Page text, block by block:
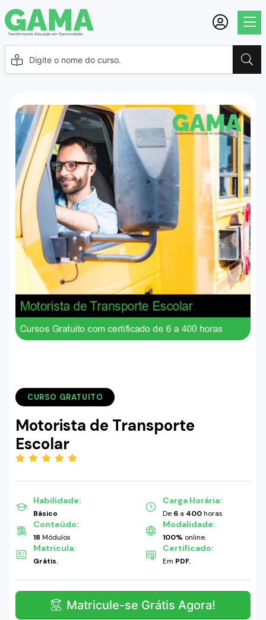
CURSO GRATUITO
Motorista de Transporte
Escolar
Habilidade:
Básico
Carga Horária:
De 6 a 400horas
Conteúdo:
18 Módulos
Modalidade:
100% online.
Matricula:
Grátis.
Certificado:
Em PDF.
Matricule-se Grátis Agora!